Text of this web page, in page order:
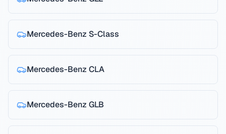
Mercedes-Benz S-Class
Mercedes-Benz CLA
Mercedes-Benz GLB